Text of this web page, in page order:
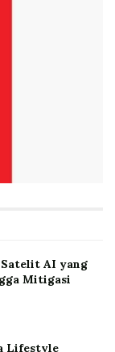
AI yang
Mitigasi
Lifestyle